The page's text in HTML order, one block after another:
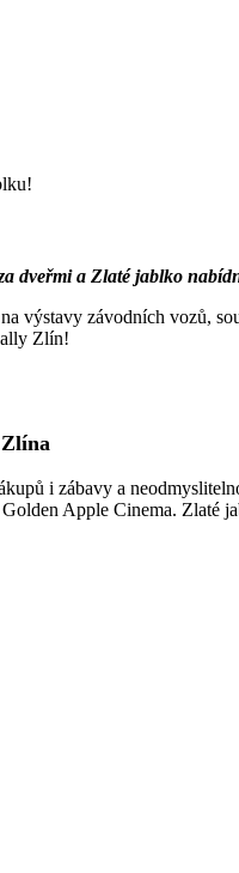
dveřmi a Zlaté jablko
výstavy závodních vozů,
Zlín!
i zábavy a
Apple Cinema. Zlaté